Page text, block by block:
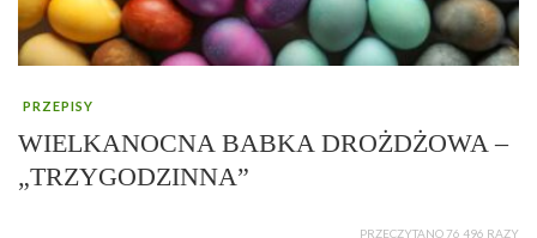
PRZEPISY
WIELKANOCNA BABKA DROŻDŻOWA –
„TRZYGODZINNA”
PRZECZYTANO 76 496 RAZY